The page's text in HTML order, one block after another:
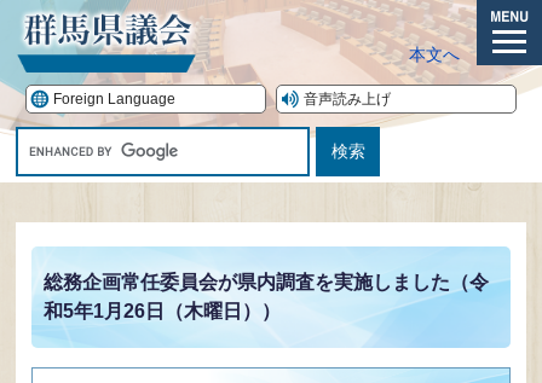
の
先
頭
メ
ニ
本文へ
Foreign Language 音声読み上げ
タ
ム
総務企画常任委員会が県内調査を実施しました（令
和5年1月26日（木曜日））